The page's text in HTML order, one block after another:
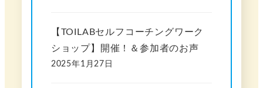
【TOILABセルフコーチングワーク
ショップ】開催！＆参加者のお声
2025年1月27日